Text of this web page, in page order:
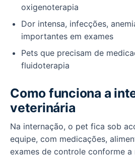
oxigenoterapia
Dor intensa, infecções,
importantes em exames
Pets que precisam de
fluidoterapia
Como funciona a
veterinária
Na internação, o pet fica sob
equipe, com medicações,
exames de controle conforme a